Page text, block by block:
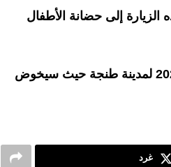
الزيارة إلى حضانة الأطفال
وكان المنتخب الوطني، وصل، عصر الجمعة 24 مارس 2023 لمدينة طنجة حيث سيخوض
غرد